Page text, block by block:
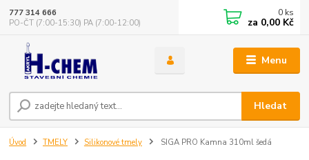
Menu
Hledat
777 314 666
PO-ČT (7:00-15:30) PA (7:00-12:00)
0 ks
za 0,00 Kč
Úvod TMELY Silikonové tmely SIGA PRO Kamna 310ml šedá